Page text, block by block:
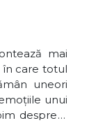
mai
care totul
uneori
unui
despre o